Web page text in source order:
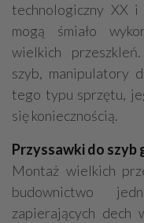
technologiczny XX
mogą śmiało
wielkich
szyb, manipulatory
tego typu sprzętu,
się koniecznością.
Przyssawki do szyb
Montaż wielkich
budownictwo
zapierających dech